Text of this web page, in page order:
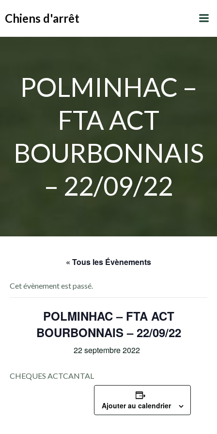
Chiens d'arrêt
POLMINHAC –
FTA ACT
BOURBONNAIS
– 22/09/22
« Tous les Évènements
Cet évènement est passé.
POLMINHAC – FTA ACT
BOURBONNAIS – 22/09/22
22 septembre 2022
CHEQUES ACTCANTAL
Ajouter au calendrier